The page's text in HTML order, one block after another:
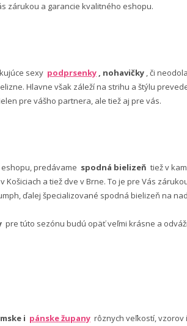
zárukou a garancie kvalitného eshopu.
sexy podprsenky , nohavičky , či
Hlavne však záleží na strihu a štýlu
pre vášho partnera, ale tiež aj pre vás.
predávame spodná bielizeň tiež v
Košiciach a tiež dve v Brne. To je pre Vás
ďalej špecializované spodná bielizeň na
pre túto sezónu budú opäť veľmi krásne a
i pánske župany rôznych veľkostí,